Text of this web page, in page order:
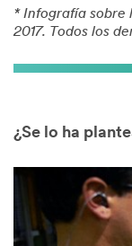
* Infografía sobre
2017. Todos los
¿Se lo ha